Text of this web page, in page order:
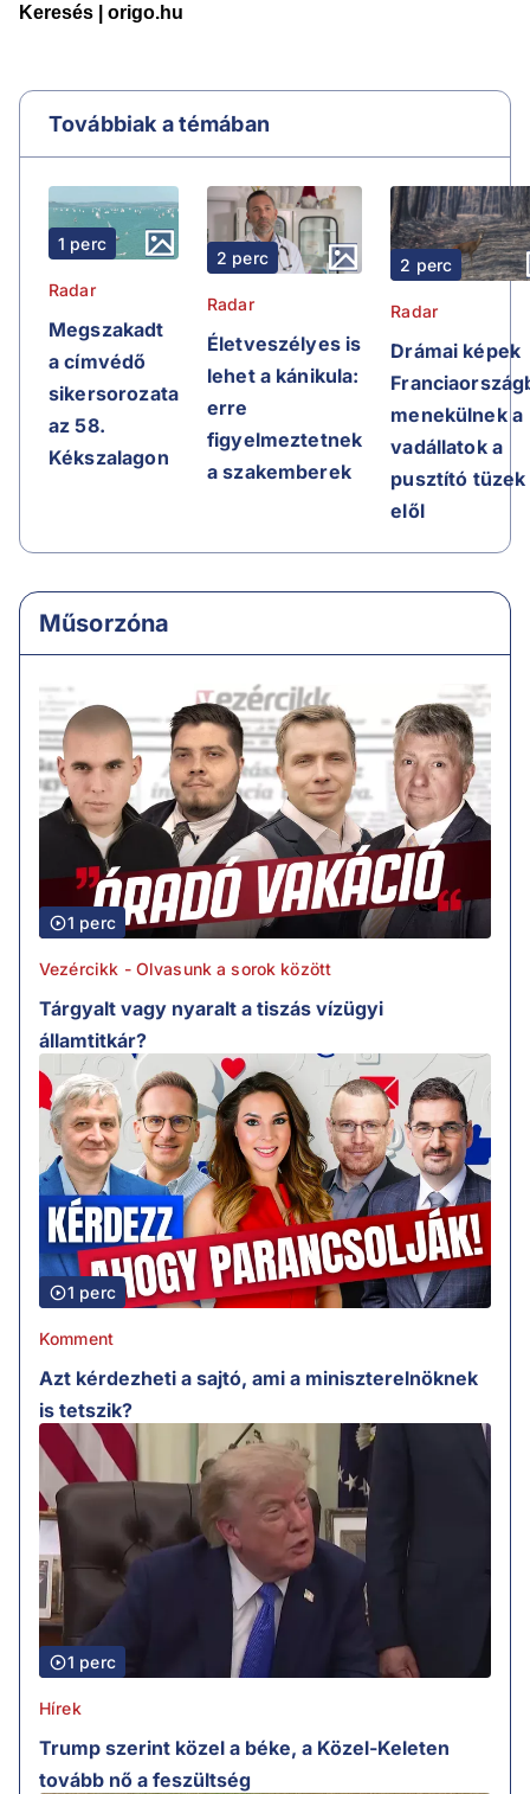
Továbbiak a témában
1 perc
Radar
Megszakadt
a címvédő
sikersorozata
az 58.
Kékszalagon
2 perc
Radar
Életveszélyes is
lehet a kánikula:
erre
figyelmeztetnek
a szakemberek
2 perc
Radar
Drámai képek
menekülnek a
vadállatok a
pusztító tüzek
elől
Műsorzóna
1 perc
Vezércikk - Olvasunk a sorok között
Tárgyalt vagy nyaralt a tiszás vízügyi
államtitkár?
1 perc
Komment
Azt kérdezheti a sajtó, ami a miniszterelnöknek
is tetszik?
1 perc
Hírek
Trump szerint közel a béke, a Közel-Keleten
tovább nő a feszültség